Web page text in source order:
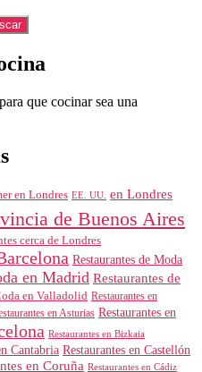
que cocinar sea una
en Londres EE. UU. en Londres
de Buenos Aires
cerca de Londres
Restaurantes de Moda
en Madrid Restaurantes de
en Valladolid Restaurantes en
en Asturias Restaurantes en
Restaurantes en Bizkaia
Cantabria Restaurantes en Castellón
en Coruña Restaurantes en Cádiz